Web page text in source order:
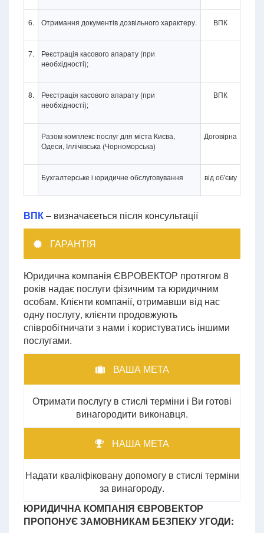
6. Отримання документів дозвільного характеру. ВПК
7.
Реєстрація касового апарату (при
необхідності);
8.
Реєстрація касового апарату (при
необхідності);
ВПК
Разом комплекс послуг для міста Києва,
Одеси, Іллічівська (Чорноморська)
Договірна
Бухгалтерське і юридичне обслуговування від об'єму
ВПК– визначаєеться після консультації
ГАРАНТІЯ
Юридична компанія ЄВРОВЕКТОР протягом 8
років надає послуги фізичним та юридичним
особам. Клієнти компанії, отримавши від нас
одну послугу, клієнти продовжують
співробітничати з нами і користуватись іншими
послугами.
ВАША МЕТА
Отримати послугу в стислі терміни і Ви готові
винагородити виконавця.
НАША МЕТА
Надати кваліфіковану допомогу в стислі терміни
за винагороду.
ЮРИДИЧНА КОМПАНІЯ ЄВРОВЕКТОР
ПРОПОНУЄ ЗАМОВНИКАМ БЕЗПЕКУ УГОДИ: